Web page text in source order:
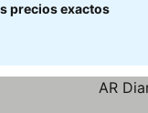
precios exactos